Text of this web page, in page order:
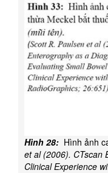
Hình 28: Hình ảnh
et al (2006). CTscan
Clinical Experience